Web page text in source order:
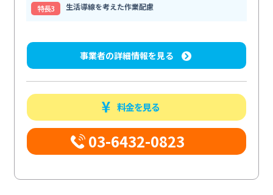
特⻑3
生活導線を考えた作業配慮
事業者の詳細情報を見る
料金を見る
03-6432-0823